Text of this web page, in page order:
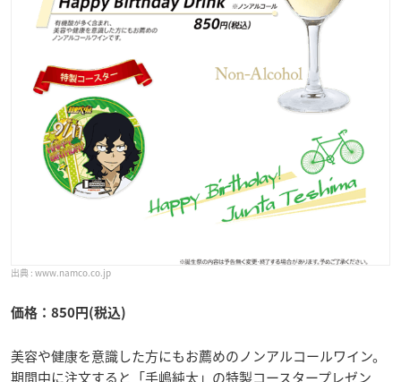
www.namco.co.jp
価格：850円(税込)
美容や健康を意識した方にもお薦めのノンアルコールワイン。
期間中に注文すると「手嶋純太」の特製コースタープレゼン